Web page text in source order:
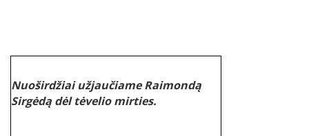
Nuoširdžiai užjaučiame Raimondą
Sirgėdą dėl tėvelio mirties.